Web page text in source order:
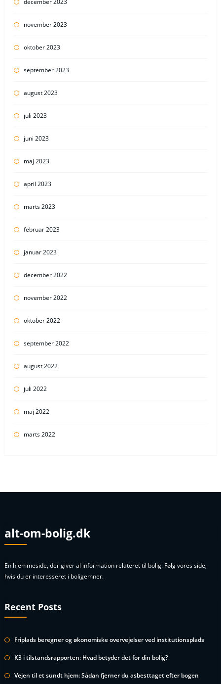
december 2023
november 2023
oktober 2023
september 2023
august 2023
juli 2023
juni 2023
maj 2023
april 2023
marts 2023
februar 2023
januar 2023
december 2022
november 2022
oktober 2022
september 2022
august 2022
juli 2022
maj 2022
marts 2022
alt-om-bolig.dk
En hjemmeside, der giver al information relateret til bolig. Følg vores side,
hvis du er interesseret i boligemner.
Recent Posts
Friplads beregner og økonomiske overvejelser ved institutionsplads
K3 i tilstandsrapporten: Hvad betyder det for din bolig?
Vejen til et sundt hjem: Sådan fjerner du asbesttaget efter bogen